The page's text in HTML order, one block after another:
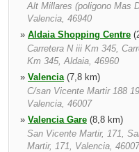
Alt Millares (poligono Mas
Valencia, 46940
» Aldaia Shopping Centre
Carretera N iii Km 345,
Km 345, Aldaia, 46960
» Valencia(7,8 km)
C/san Vicente Martir 188
Valencia, 46007
» Valencia Gare (8,8 km)
San Vicente Martir, 171,
Martir, 171, Valencia, 46007